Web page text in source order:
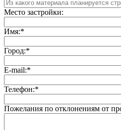
Место застройки:
Имя:*
Город:*
E-mail:*
Телефон:*
Пожелания по отклонениям от